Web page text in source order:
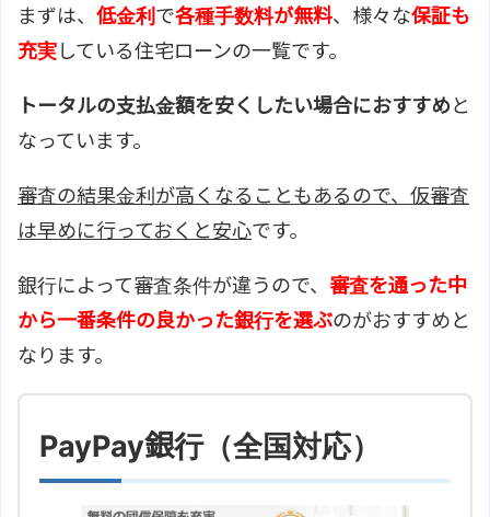
まずは、 低金利 で各種手数料が無料、様々な保証も
充実している住宅ローンの一覧です。
トータルの支払金額を安くしたい場合におすすめと
なっています。
審査の結果金利が高くなることもあるので、仮審査
は早めに行っておくと安心です。
銀行によって審査条件が違うので、 審査を通った中
から一番条件の良かった銀行を選ぶのがおすすめと
なります。
PayPay銀行（全国対応）